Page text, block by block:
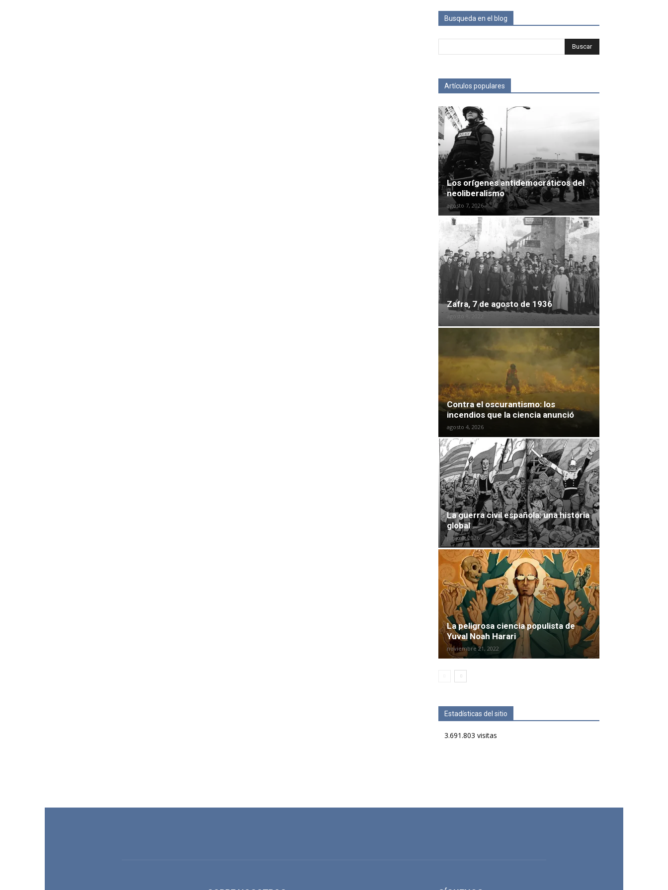
Busqueda en el blog
Artículos populares
Los orígenes antidemocráticos del
neoliberalismo
agosto 7, 2026
Zafra, 7 de agosto de 1936
agosto 8, 2022
Contra el oscurantismo: los
incendios que la ciencia anunció
agosto 4, 2026
La guerra civil española: una historia
global
junio 2, 2026
La peligrosa ciencia populista de
Yuval Noah Harari
noviembre 21, 2022
Estadísticas del sitio
3.691.803 visitas